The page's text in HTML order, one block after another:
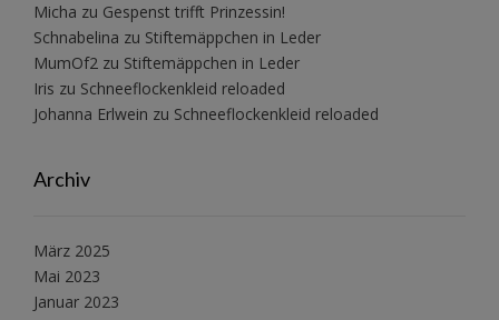
Micha zu Gespenst trifft Prinzessin!
Schnabelina zu Stiftemäppchen in Leder
MumOf2 zu Stiftemäppchen in Leder
Iris zu Schneeflockenkleid reloaded
Johanna Erlwein zu Schneeflockenkleid reloaded
Archiv
März 2025
Mai 2023
Januar 2023